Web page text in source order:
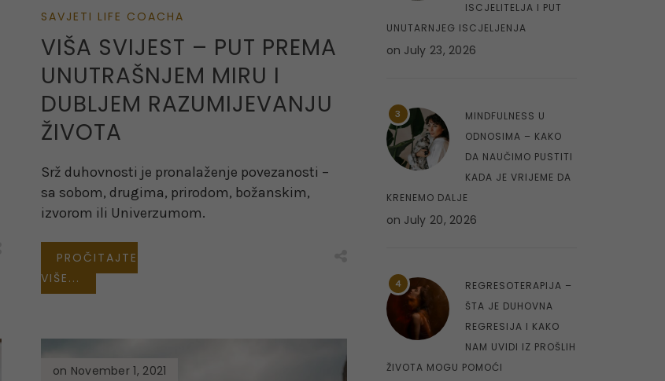
SAVJETI LIFE COACHA
VIŠA SVIJEST – PUT PREMA
UNUTRAŠNJEM MIRU I
DUBLJEM RAZUMIJEVANJU
ŽIVOTA
Srž duhovnosti je pronalaženje povezanosti –
sa sobom, drugima, prirodom, božanskim,
izvorom ili Univerzumom.
PROČITAJTE
VIŠE...
on November 1, 2021
ISCJELITELJA I PUT
UNUTARNJEG ISCJELJENJA
on July 23, 2026
3
MINDFULNESS U
ODNOSIMA – KAKO
DA NAUČIMO PUSTITI
KADA JE VRIJEME DA
KRENEMO DALJE
on July 20, 2026
4
REGRESOTERAPIJA –
ŠTA JE DUHOVNA
REGRESIJA I KAKO
NAM UVIDI IZ PROŠLIH
ŽIVOTA MOGU POMOĆI